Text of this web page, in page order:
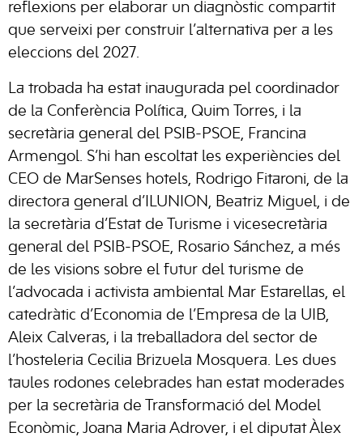
reflexions per elaborar un diagnòstic compartit
que serveixi per construir l’alternativa per a les
eleccions del 2027.
La trobada ha estat inaugurada pel coordinador
de la Conferència Política, Quim Torres, i la
secretària general del PSIB-PSOE, Francina
Armengol. S’hi han escoltat les experiències del
CEO de MarSenses hotels, Rodrigo Fitaroni, de la
directora general d’ILUNION, Beatriz Miguel, i de
la secretària d’Estat de Turisme i vicesecretària
general del PSIB-PSOE, Rosario Sánchez, a més
de les visions sobre el futur del turisme de
l’advocada i activista ambiental Mar Estarellas, el
catedràtic d’Economia de l’Empresa de la UIB,
Aleix Calveras, i la treballadora del sector de
l’hosteleria Cecilia Brizuela Mosquera. Les dues
taules rodones celebrades han estat moderades
per la secretària de Transformació del Model
Econòmic, Joana Maria Adrover, i el diputat Àlex